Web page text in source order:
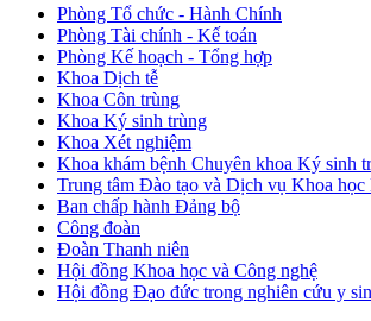
Phòng Tổ chức - Hành Chính
Phòng Tài chính - Kế toán
Phòng Kế hoạch - Tổng hợp
Khoa Dịch tễ
Khoa Côn trùng
Khoa Ký sinh trùng
Khoa Xét nghiệm
Khoa khám bệnh Chuyên khoa Ký sinh
Trung tâm Đào tạo và Dịch vụ Khoa
Ban chấp hành Đảng bộ
Công đoàn
Đoàn Thanh niên
Hội đồng Khoa học và Công nghệ
Hội đồng Đạo đức trong nghiên cứu y